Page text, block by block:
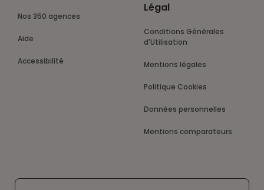
Nos 350 agences
Aide
Accessibilité
Légal
Conditions Générales
d'Utilisation
Mentions légales
Politique Cookies
Données personnelles
Mentions comparateurs